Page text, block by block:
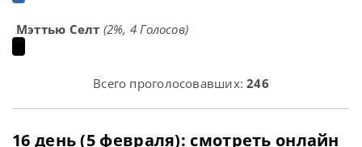
Мэттью Селт (2%, 4 Голосов)
Всего проголосовавших:246
16 день (5 февраля): смотреть онлайн